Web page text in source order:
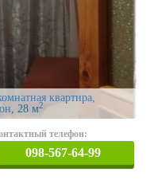
квартира,
, 28 м2
телефон:
098-567-64-99